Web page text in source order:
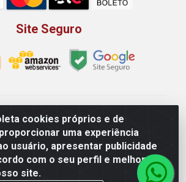
cookies próprios e de
uma experiência
usuário, apresentar publicidade
com o seu perfil e melhorar a
site.
Site Seguro
de Alimentos LTDA - Rodovia
52 N 00 QD 00 LT 16 - Bairro Jardim
GO - CEP 75.045-190 - CNPJ
10.912.900/0002-40